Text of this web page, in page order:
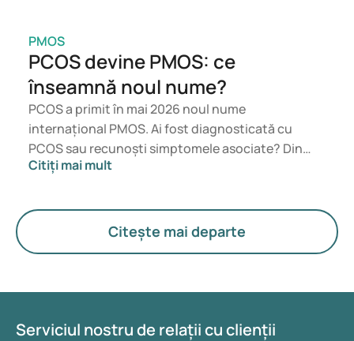
health-and-well-being/
https://stdhub.org/innovative-std-prevention-programs-
case-studies-from-around-the-globe/
https://academic.oup.com/eurpub/article/33/Supplement_
2/ckad160.1216/7328210?login=false
PMOS
PCOS devine PMOS: ce
înseamnă noul nume?
PCOS a primit în mai 2026 noul nume
internațional PMOS. Ai fost diagnosticată cu
PCOS sau recunoști simptomele asociate? Din
punct de vedere medical, nu se schimbă nimic
hormoni, metabolism și funcționarea ovarelor.
Citiți mai mult
Citește mai departe
Serviciul nostru de relații cu clienții